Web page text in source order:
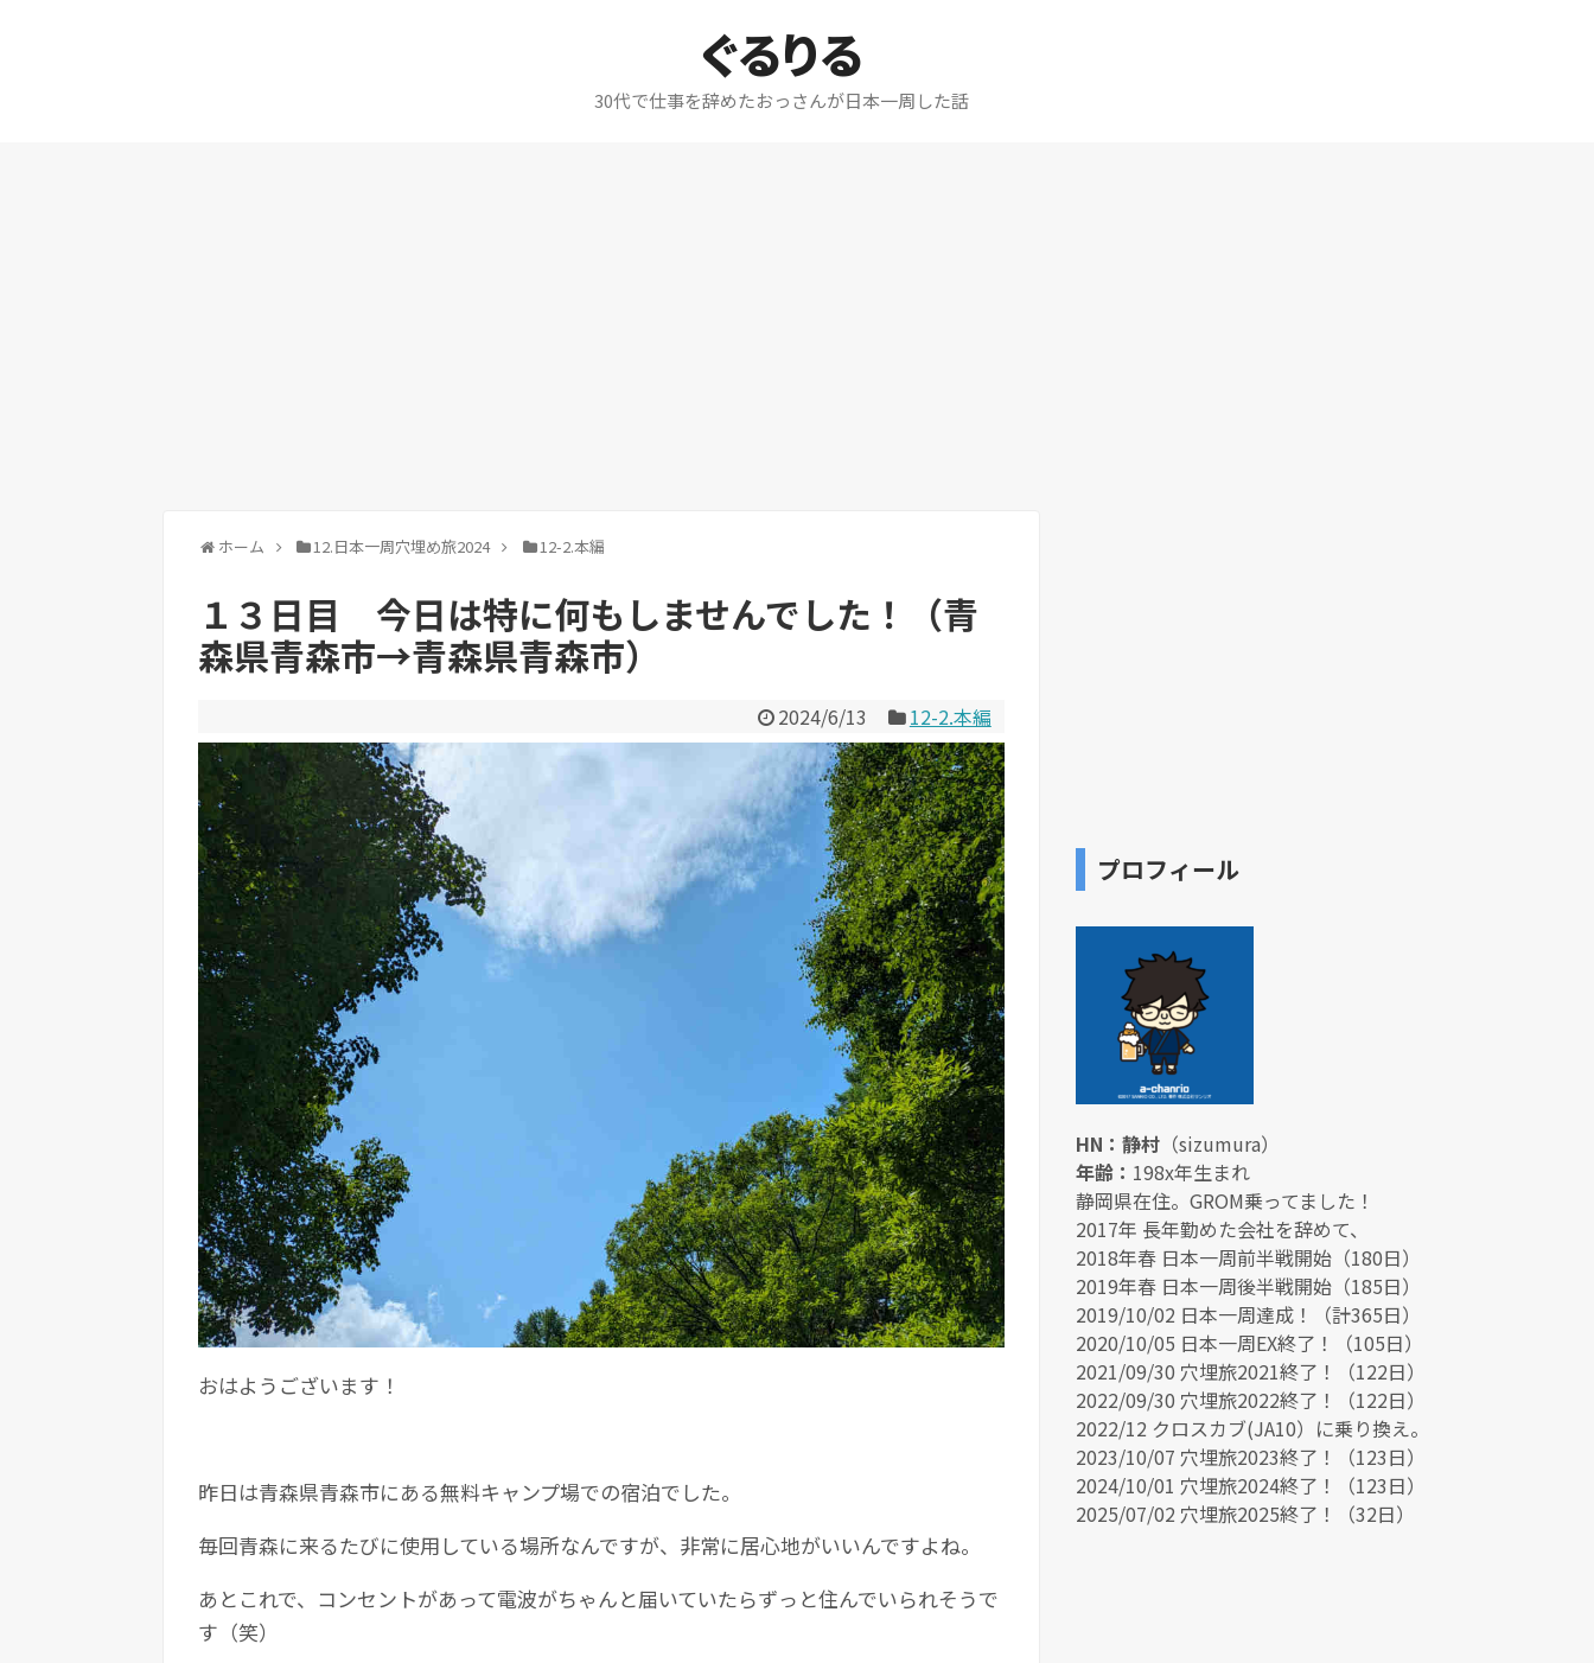
ぐるりる
30代で仕事を辞めたおっさんが日本一周した話
ホーム 12.日本一周穴埋め旅2024 12-2.本編
１３日目 今日は特に何もしませんでした！（青
森県青森市→青森県青森市）
2024/6/13 12-2.本編
おはようございます！
昨日は青森県青森市にある無料キャンプ場での宿泊でした。
毎回青森に来るたびに使用している場所なんですが、非常に居心地がいいんですよね。
あとこれで、コンセントがあって電波がちゃんと届いていたらずっと住んでいられそうで
す（笑）
プロフィール
HN：静村 （sizumura）
年齢： 198x年生まれ
静岡県在住。GROM乗ってました！
2017年 長年勤めた会社を辞めて、
2018年春 日本一周前半戦開始（180日）
2019年春 日本一周後半戦開始（185日）
2019/10/02 日本一周達成！（計365日）
2020/10/05 日本一周EX終了！（105日）
2021/09/30 穴埋旅2021終了！（122日）
2022/09/30 穴埋旅2022終了！（122日）
2022/12 クロスカブ(JA10）に乗り換え。
2023/10/07 穴埋旅2023終了！（123日）
2024/10/01 穴埋旅2024終了！（123日）
2025/07/02 穴埋旅2025終了！（32日）